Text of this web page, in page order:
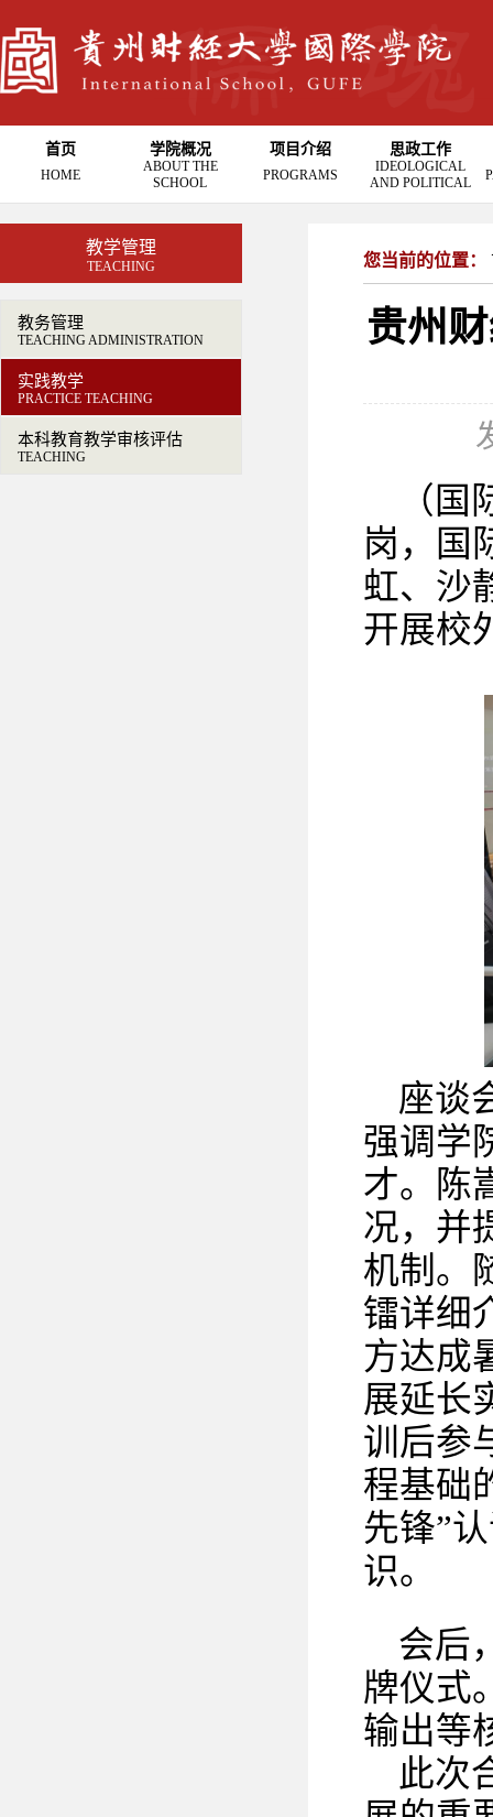
首页
HOME
学院概况
ABOUT THE
SCHOOL
项目介绍
PROGRAMS
思政工作
IDEOLOGICAL
AND POLITICAL
教学管理
TEACHING
教务管理
TEACHING ADMINISTRATION
实践教学
PRACTICE TEACHING
本科教育教学审核评估
TEACHING
您当前的位置：
贵州
（
岗，国
虹、沙
开展校
座谈
强调学
才。陈
况，并
机制。
镭详细
方达成
展延长
训后参
程基础
先锋”
识。
会后
牌仪式
输出等
此次